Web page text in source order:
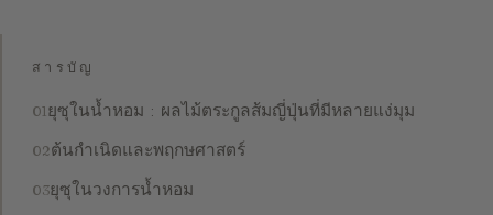
สารบัญ
ยุซุในน้ำหอม : ผลไม้ตระกูลส้มญี่ปุ่นที่มีหลายแง่มุม
ต้นกำเนิดและพฤกษศาสตร์
ยุซุในวงการน้ำหอม